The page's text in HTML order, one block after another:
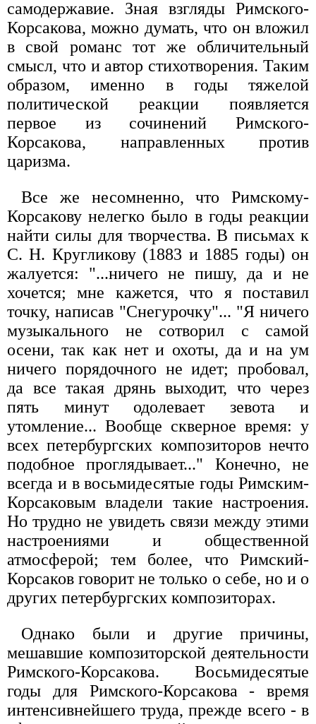
самодержавие. Зная взгляды Римского-
Корсакова, можно думать, что он вложил
в свой романс тот же обличительный
смысл, что и автор стихотворения. Таким
образом, именно в годы тяжелой
политической реакции появляется
первое из сочинений Римского-
Корсакова, направленных против
царизма.
Все же несомненно, что Римскому-
Корсакову нелегко было в годы реакции
найти силы для творчества. В письмах к
С. Н. Кругликову (1883 и 1885 годы) он
жалуется: "...ничего не пишу, да и не
хочется; мне кажется, что я поставил
точку, написав "Снегурочку"... "Я ничего
музыкального не сотворил с самой
осени, так как нет и охоты, да и на ум
ничего порядочного не идет; пробовал,
да все такая дрянь выходит, что через
пять минут одолевает зевота и
утомление... Вообще скверное время: у
всех петербургских композиторов нечто
подобное проглядывает..." Конечно, не
всегда и в восьмидесятые годы Римским-
Корсаковым владели такие настроения.
Но трудно не увидеть связи между этими
настроениями и общественной
атмосферой; тем более, что Римский-
Корсаков говорит не только о себе, но и о
других петербургских композиторах.
Однако были и другие причины,
мешавшие композиторской деятельности
Римского-Корсакова. Восьмидесятые
годы для Римского-Корсакова - время
интенсивнейшего труда, прежде всего - в